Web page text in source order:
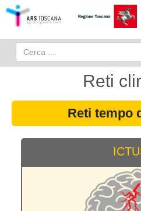
Reti
Reti tempo